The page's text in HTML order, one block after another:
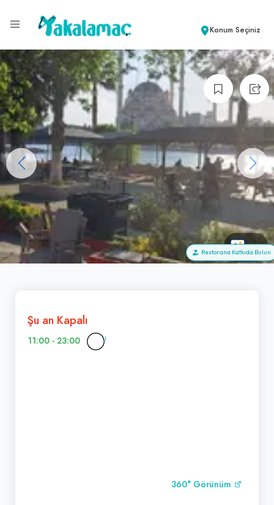
Konum Seçiniz
+8
Restorana Katkıda Bulun
Şu an Kapalı
11:00 - 23:00
360° Görünüm